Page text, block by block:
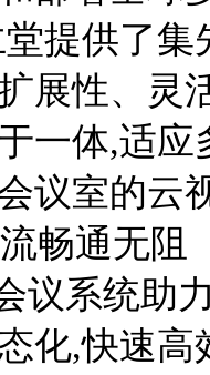
提供了集
展性、灵
一体,适应
议室的云
畅通无阻
议系统助
化,快速高